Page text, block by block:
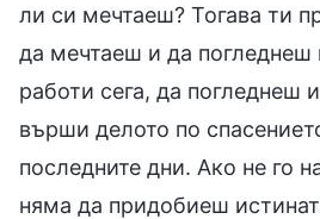
ли си мечтаеш? Тогава ти
да мечтаеш и да погледнеш
работи сега, да погледнеш
върши делото по
последните дни. Ако не го
няма да придобиеш